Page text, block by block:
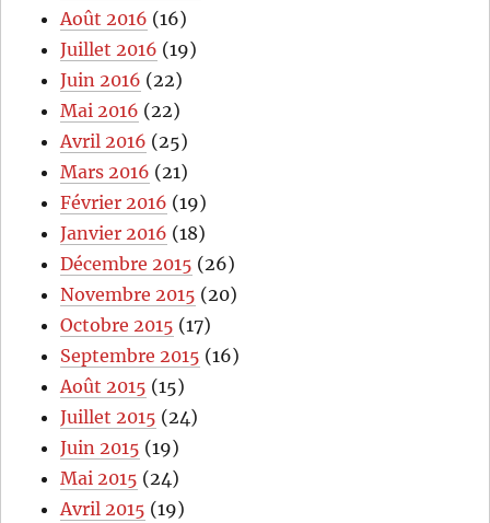
Août 2016 (16)
Juillet 2016 (19)
Juin 2016 (22)
Mai 2016 (22)
Avril 2016 (25)
Mars 2016 (21)
Février 2016 (19)
Janvier 2016 (18)
Décembre 2015 (26)
Novembre 2015 (20)
Octobre 2015 (17)
Septembre 2015 (16)
Août 2015 (15)
Juillet 2015 (24)
Juin 2015 (19)
Mai 2015 (24)
Avril 2015 (19)